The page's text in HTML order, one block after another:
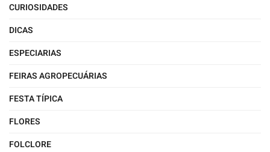
CURIOSIDADES
DICAS
ESPECIARIAS
FEIRAS AGROPECUÁRIAS
FESTA TÍPICA
FLORES
FOLCLORE